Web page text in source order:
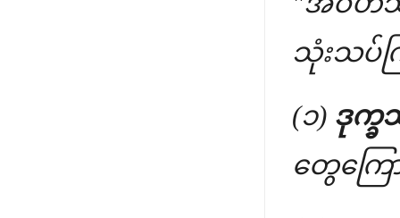
သုံးသပ်
(၁) ဒုက္ခ
တွေကြေ